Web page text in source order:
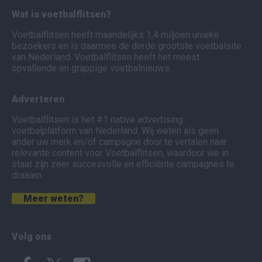
Wat is voetbalflitsen?
Voetbalflitsen heeft maandelijks 1,4 miljoen unieke
bezoekers en is daarmee de derde grootste voetbalsite
van Nederland. Voetbalflitsen heeft het meest
opvallende en grappige voetbalnieuws.
Adverteren
Voetbalflitsen is het #1 native advertising
voetbalplatform van Nederland. Wij weten als geen
ander uw merk en/of campagne door te vertalen naar
relevante content voor Voetbalflitsen, waardoor we in
staat zijn zeer succesvolle en efficiënte campagnes te
draaien.
Meer weten?
Volg ons